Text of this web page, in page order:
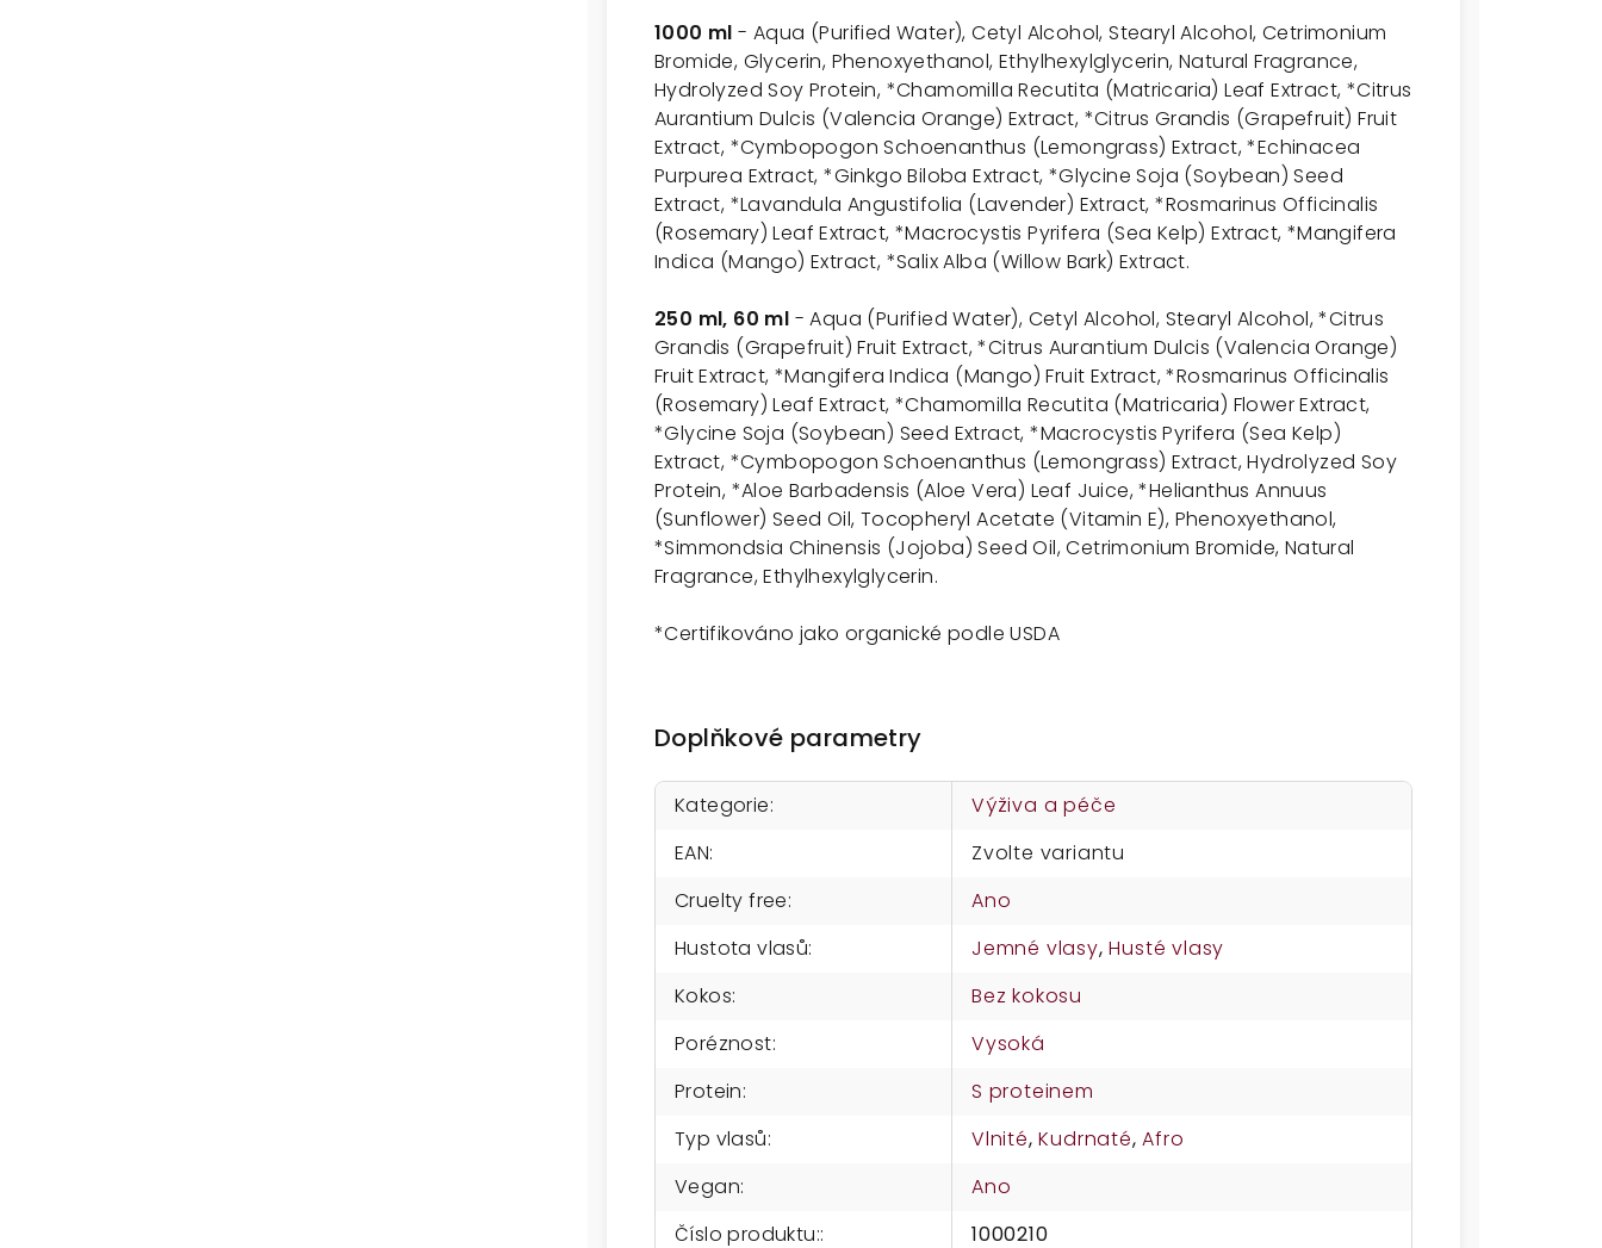
1000 ml - Aqua (Purified Water), Cetyl Alcohol, Stearyl Alcohol, Cetrimonium
Bromide, Glycerin, Phenoxyethanol, Ethylhexylglycerin, Natural Fragrance,
Hydrolyzed Soy Protein, *Chamomilla Recutita (Matricaria) Leaf Extract, *Citrus
Aurantium Dulcis (Valencia Orange) Extract, *Citrus Grandis (Grapefruit) Fruit
Extract, *Cymbopogon Schoenanthus (Lemongrass) Extract, *Echinacea
Purpurea Extract, *Ginkgo Biloba Extract, *Glycine Soja (Soybean) Seed
Extract, *Lavandula Angustifolia (Lavender) Extract, *Rosmarinus Officinalis
(Rosemary) Leaf Extract, *Macrocystis Pyrifera (Sea Kelp) Extract, *Mangifera
Indica (Mango) Extract, *Salix Alba (Willow Bark) Extract.
250 ml, 60 ml - Aqua (Purified Water), Cetyl Alcohol, Stearyl Alcohol, *Citrus
Grandis (Grapefruit) Fruit Extract, *Citrus Aurantium Dulcis (Valencia Orange)
Fruit Extract, *Mangifera Indica (Mango) Fruit Extract, *Rosmarinus Officinalis
(Rosemary) Leaf Extract, *Chamomilla Recutita (Matricaria) Flower Extract,
*Glycine Soja (Soybean) Seed Extract, *Macrocystis Pyrifera (Sea Kelp)
Extract, *Cymbopogon Schoenanthus (Lemongrass) Extract, Hydrolyzed Soy
Protein, *Aloe Barbadensis (Aloe Vera) Leaf Juice, *Helianthus Annuus
(Sunflower) Seed Oil, Tocopheryl Acetate (Vitamin E), Phenoxyethanol,
*Simmondsia Chinensis (Jojoba) Seed Oil, Cetrimonium Bromide, Natural
Fragrance, Ethylhexylglycerin.
*Certifikováno jako organické podle USDA
Doplňkové parametry
Kategorie:
Výživa a péče
EAN:
Zvolte variantu
Cruelty free:
Ano
Hustota vlasů: Jemné vlasy,Husté vlasy
Kokos:
Bez kokosu
Poréznost:
Vysoká
Protein:
S proteinem
Typ vlasů: Vlnité,Kudrnaté,Afro
Vegan:
Ano
Číslo produktu:: 1000210